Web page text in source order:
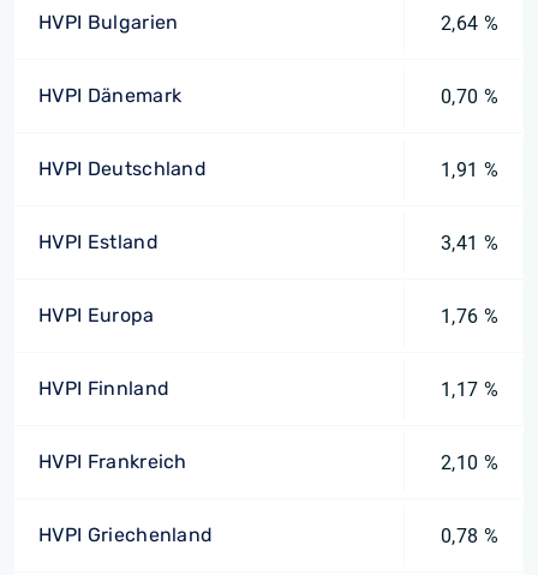
HVPI Bulgarien 2,64 %
HVPI Dänemark 0,70 %
HVPI Deutschland 1,91 %
HVPI Estland 3,41 %
HVPI Europa 1,76 %
HVPI Finnland 1,17 %
HVPI Frankreich 2,10 %
HVPI Griechenland 0,78 %